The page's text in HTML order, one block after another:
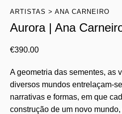
ARTISTAS ANA CARNEIRO
Aurora | Ana
€390.00
A geometria das sementes, as
diversos mundos entrelaçam-
narrativas e formas, em que
construção de um novo